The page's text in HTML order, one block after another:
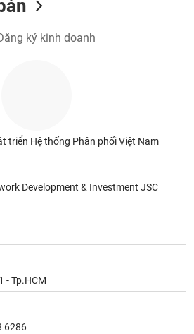
ký kinh doanh
triển Hệ thống Phân phối Việt Nam
Development & Investment JSC
- Tp.HCM
6286